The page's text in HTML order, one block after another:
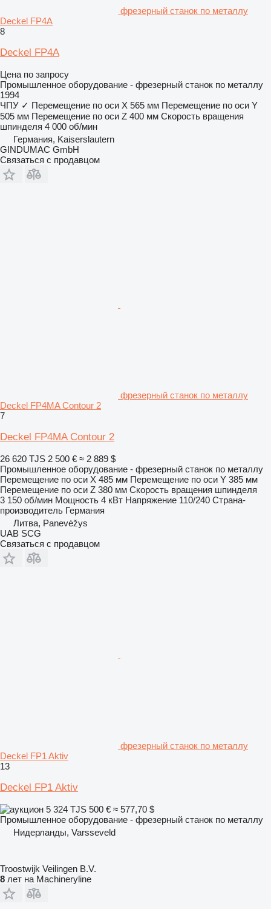
фрезерный станок по металлу
Deckel FP4A
8
Deckel FP4A
Цена по запросу
Промышленное оборудование - фрезерный станок по металлу
1994
ЧПУ ✓ Перемещение по оси X 565 мм Перемещение по оси Y
505 мм Перемещение по оси Z 400 мм Скорость вращения
шпинделя 4 000 об/мин
Германия, Kaiserslautern
GINDUMAC GmbH
Связаться с продавцом
фрезерный станок по металлу
Deckel FP4MA Contour 2
7
Deckel FP4MA Contour 2
26 620 TJS 2 500 € ≈ 2 889 $
Промышленное оборудование - фрезерный станок по металлу
Перемещение по оси X 485 мм Перемещение по оси Y 385 мм
Перемещение по оси Z 380 мм Скорость вращения шпинделя
3 150 об/мин Мощность 4 кВт Напряжение 110/240 Страна-
производитель Германия
Литва, Panevėžys
UAB SCG
Связаться с продавцом
фрезерный станок по металлу
Deckel FP1 Aktiv
13
Deckel FP1 Aktiv
5 324 TJS 500 € ≈ 577,70 $
Промышленное оборудование - фрезерный станок по металлу
Нидерланды, Varsseveld
Troostwijk Veilingen B.V.
8 лет на Machineryline